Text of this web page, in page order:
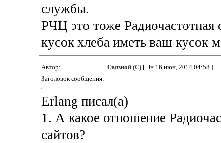
службы.
РЧЦ это тоже Радиочастотная
кусок хлеба иметь ваш кусок
Автор: Связной (С)[ Пн 16 июн, 2014 04:58 ]
Заголовок сообщения:
Erlang писал(а)
1. А какое отношение
сайтов?